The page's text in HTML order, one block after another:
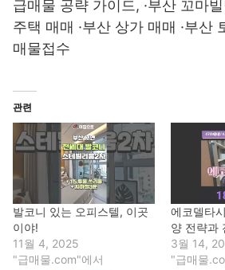
급매물 공략 가이드, ·부산 꼬마
주택 매매 ·부산 상가 매매 ·부산
매물접수
관련
발코니 있는 오피스텔, 이곳
이야!
11월 4, 2025
"급매물.com"에서
에코델타
양 전략과
3월 14,
"급매물